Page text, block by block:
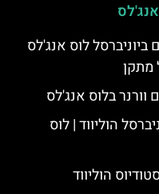
לוס אנג'לס
מתקן
וורנר בלוס אנג'לס
הוליווד | לוס